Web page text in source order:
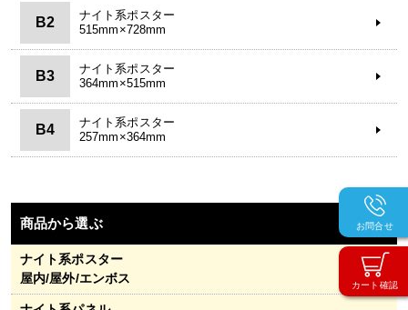
カート確認
お問合せ
B2
ナイト系ポスター
515mm×728mm
B3
ナイト系ポスター
364mm×515mm
B4
ナイト系ポスター
257mm×364mm
商品から選ぶ Item
ナイト系ポスター
屋内/屋外/エンボス